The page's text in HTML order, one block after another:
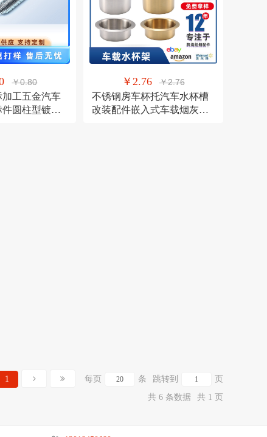
仙羽姿
/kingsons 12
￥0.80
工五金汽车
圆柱型镀锌
￥2.76 ￥2.76
不锈钢房车杯托汽车水杯槽
改装配件嵌入式车载烟灰缸
1 每页 条 跳转到
页
共 6 条数据
共 1 页